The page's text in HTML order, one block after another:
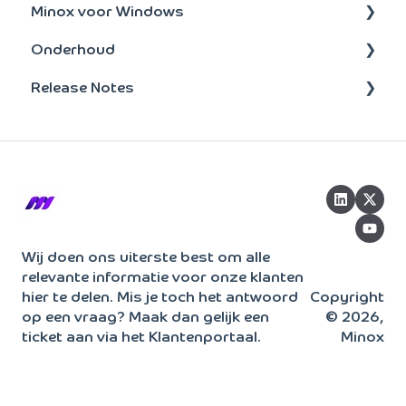
Verkoopstatistieken
Artikelen
Facturering
Scan en Herken
Jaarovergang
Bankmutaties
Toegang
Rapportage
Facturatie
Administratie
Onderhoud
Taken
Tools & Tips
Minox voor Windows
update-installatie
Onderhoud
Bankenkoppeling
Release Notes
2024
Wij doen ons uiterste best om alle
relevante informatie voor onze klanten
hier te delen. Mis je toch het antwoord
op een vraag? Maak dan gelijk een
ticket aan via het Klantenportaal.
Copyright
© 2026,
Minox